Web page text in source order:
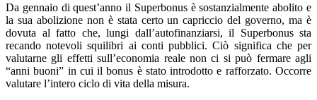
Da gennaio di quest’anno il Superbonus è sostanzialmente abolito e
la sua abolizione non è stata certo un capriccio del governo, ma è
dovuta al fatto che, lungi dall’autofinanziarsi, il Superbonus sta
recando notevoli squilibri ai conti pubblici. Ciò significa che per
valutarne gli effetti sull’economia reale non ci si può fermare agli
“anni buoni” in cui il bonus è stato introdotto e rafforzato. Occorre
valutare l’intero ciclo di vita della misura.